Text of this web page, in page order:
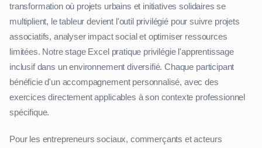
transformation où projets urbains et initiatives solidaires se
multiplient, le tableur devient l'outil privilégié pour suivre projets
associatifs, analyser impact social et optimiser ressources
limitées. Notre stage Excel pratique privilégie l'apprentissage
inclusif dans un environnement diversifié. Chaque participant
bénéficie d'un accompagnement personnalisé, avec des
exercices directement applicables à son contexte professionnel
spécifique.
Pour les entrepreneurs sociaux, commerçants et acteurs